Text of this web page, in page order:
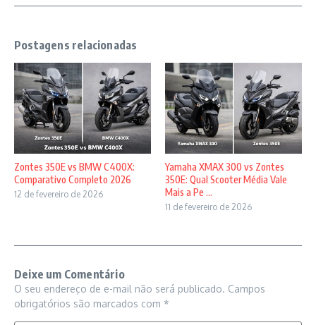
Postagens relacionadas
Zontes 350E vs BMW C400X:
Comparativo Completo 2026
12 de fevereiro de 2026
Yamaha XMAX 300 vs Zontes
350E: Qual Scooter Média Vale
Mais a Pe ...
11 de fevereiro de 2026
Deixe um Comentário
O seu endereço de e-mail não será publicado. Campos
obrigatórios são marcados com *